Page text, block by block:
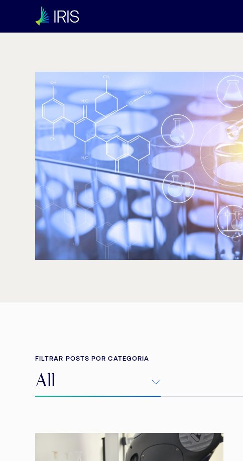
FILTRAR POSTS POR CATEGORIA
All